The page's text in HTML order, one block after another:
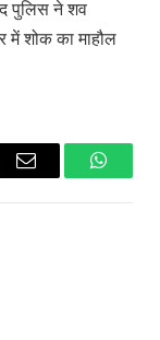
पुलिस ने शव
में शोक का माहौल
Email